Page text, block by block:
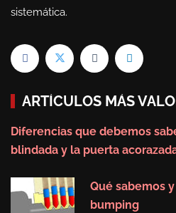
sistemática.
ARTÍCULOS MÁS
Diferencias que debemos
blindada y la puerta
Qué sabemos
bumping